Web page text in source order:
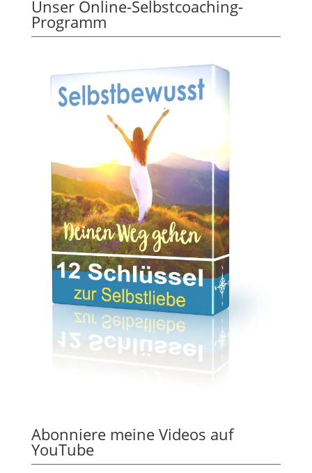
Unser Online-Selbstcoaching-
Programm
Abonniere meine Videos auf
YouTube